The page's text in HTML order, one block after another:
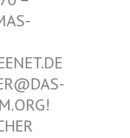
– WEBM
PENTAG